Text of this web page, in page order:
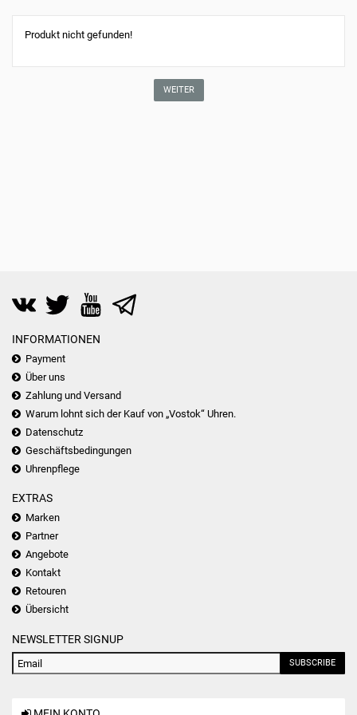
Produkt nicht gefunden!
WEITER
INFORMATIONEN
Payment
Über uns
Zahlung und Versand
Warum lohnt sich der Kauf von „Vostok“ Uhren.
Datenschutz
Geschäftsbedingungen
Uhrenpflege
EXTRAS
Marken
Partner
Angebote
Kontakt
Retouren
Übersicht
NEWSLETTER SIGNUP
SUBSCRIBE